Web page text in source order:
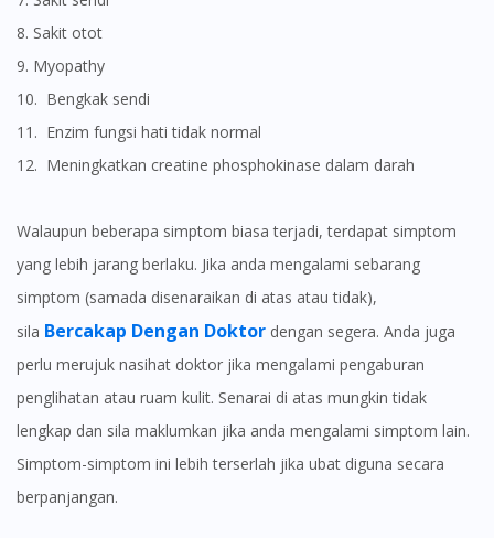
8. Sakit otot
9. Myopathy
10. Bengkak sendi
11. Enzim fungsi hati tidak normal
12. Meningkatkan creatine phosphokinase dalam darah
Walaupun beberapa simptom biasa terjadi, terdapat simptom
yang lebih jarang berlaku. Jika anda mengalami sebarang
simptom (samada disenaraikan di atas atau tidak),
sila Bercakap Dengan Doktor dengan segera. Anda juga
perlu merujuk nasihat doktor jika mengalami pengaburan
penglihatan atau ruam kulit. Senarai di atas mungkin tidak
lengkap dan sila maklumkan jika anda mengalami simptom lain.
Simptom-simptom ini lebih terserlah jika ubat diguna secara
berpanjangan.